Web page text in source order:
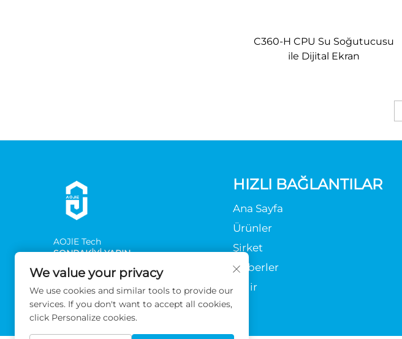
C360-H CPU Su Soğutucusu
ile Dijital Ekran
AOJlE Tech
SONRAKİYİ YAPIN
HIZLI BAĞLANTILAR
Ana Sayfa
Ürünler
Şirket
Haberler
İndir
We value your privacy
We use cookies and similar tools to provide our
services. If you don't want to accept all cookies,
click Personalize cookies.